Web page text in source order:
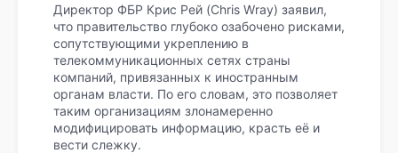
Директор ФБР Крис Рей (Chris Wray) заявил,
что правительство глубоко озабочено рисками,
сопутствующими укреплению в
телекоммуникационных сетях страны
компаний, привязанных к иностранным
органам власти. По его словам, это позволяет
таким организациям злонамеренно
модифицировать информацию, красть её и
вести слежку.